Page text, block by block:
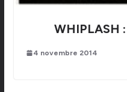
WHIPLASH
4 novembre 2014